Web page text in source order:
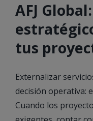
AFJ
tus
Externalizar
decisión operativa:
Cuando los